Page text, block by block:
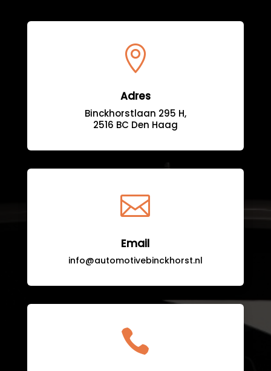

Adres
Binckhorstlaan 295 H,
2516 BC Den Haag

Email
info@automotivebinckhorst.nl
